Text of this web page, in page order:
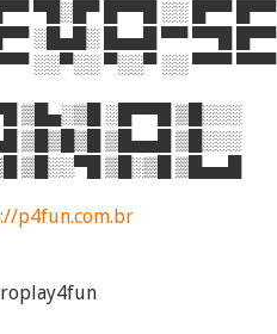
▀█░█▀ █▀▀█ ░░ █▀▀ █▀▀
░█▄█░ █▄▄█ ▀▀ ▀▀█ █▀▀
░░▀░░ ▀░░▀ ░░ ▀▀▀ ▀▀▀
▒█▄░▒█ ░█▀▀█ ▒█░░░
▒█▒█▒█ ▒█▄▄█ ▒█░░░
▒█░▒█ ▒█▄▄█
p4fun.com.br